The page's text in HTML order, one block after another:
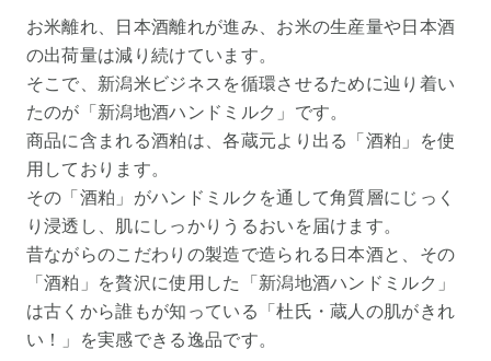
お米離れ、日本酒離れが進み、お米の生産量や日本酒
の出荷量は減り続けています。
そこで、新潟米ビジネスを循環させるために辿り着い
たのが「新潟地酒ハンドミルク」です。
商品に含まれる酒粕は、各蔵元より出る「酒粕」を使
用しております。
その「酒粕」がハンドミルクを通して角質層にじっく
り浸透し、肌にしっかりうるおいを届けます。
昔ながらのこだわりの製造で造られる日本酒と、その
「酒粕」を贅沢に使用した「新潟地酒ハンドミルク」
は古くから誰もが知っている「杜氏・蔵人の肌がきれ
い！」を実感できる逸品です。